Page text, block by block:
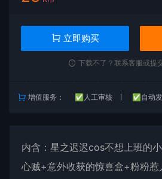
立即购买
下载不了？联系客服或提
增值服务： ✅人工审核 ✅自动
内含： 星之迟迟cos不想上班的
心贼+意外收获的惊喜盒+粉粉